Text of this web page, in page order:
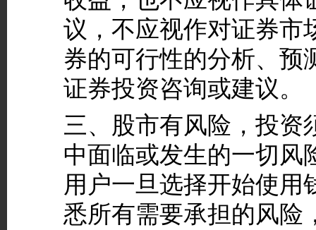
议，不应视作对证券市
券的可行性的分析、预
证券投资咨询或建议。
三、股市有风险，投资
中面临或发生的一切风
用户一旦选择开始使用
悉所有需要承担的风险